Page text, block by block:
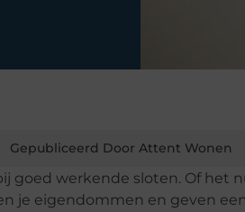
Gepubliceerd Door Attent Wonen
goed werkende sloten. Of het
je eigendommen en geven